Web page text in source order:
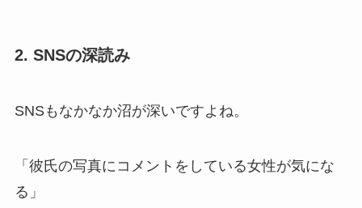
2. SNSの深読み
SNSもなかなか沼が深いですよね。
「彼氏の写真にコメントをしている女性が気にな
る」